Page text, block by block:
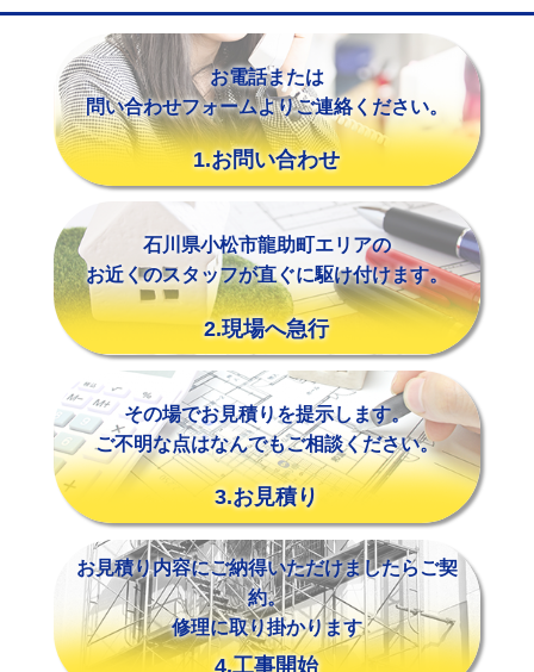
※給水管工事は20mmまでの価格です。
お電話または
問い合わせフォームよりご連絡ください。
1.お問い合わせ
石川県小松市龍助町エリアの
お近くのスタッフが直ぐに駆け付けます。
2.現場へ急行
その場でお見積りを提示します。
ご不明な点はなんでもご相談ください。
3.お見積り
お見積り内容にご納得いただけましたらご契
約。
修理に取り掛かります
4.工事開始